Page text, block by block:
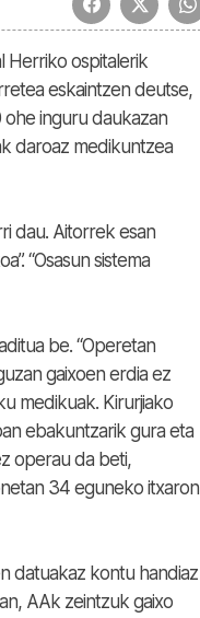
Herriko ospitalerik
eskaintzen deutse,
ohe inguru daukazan
daroaz medikuntzea
dau. Aitorrek esan
“Osasun sistema
be. “Operetan
gaixoen erdia ez
medikuak. Kirurjiako
ebakuntzarik gura eta
operau da beti,
34 eguneko itxaron
datuakaz kontu handiaz
AAk zeintzuk gaixo